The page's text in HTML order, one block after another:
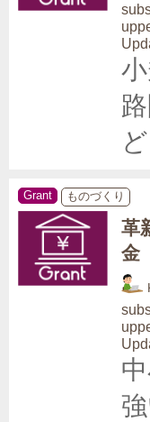
Grant ものづくり
革
金